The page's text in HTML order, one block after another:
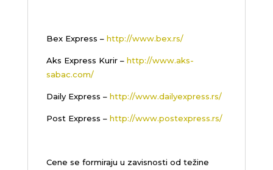
Bex Express – http://www.bex.rs/
Aks Express Kurir – http://www.aks-
sabac.com/
Daily Express – http://www.dailyexpress.rs/
Post Express – http://www.postexpress.rs/
Cene se formiraju u zavisnosti od težine